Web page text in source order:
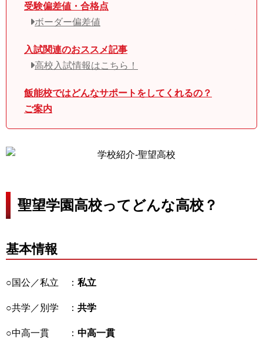
受験偏差値・合格点
ボーダー偏差値
入試関連のおススメ記事
高校入試情報はこちら！
飯能校ではどんなサポートをしてくれるの？
ご案内
聖望学園高校ってどんな高校？
基本情報
○国公／私立 ： 私立
○共学／別学 ： 共学
○中高一貫 ： 中高一貫